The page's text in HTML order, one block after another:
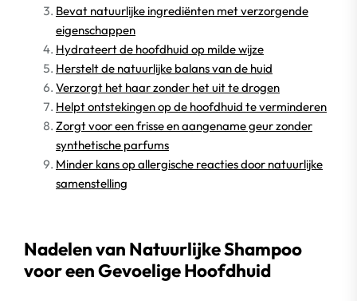
Bevat natuurlijke ingrediënten met verzorgende
eigenschappen
Hydrateert de hoofdhuid op milde wijze
Herstelt de natuurlijke balans van de huid
Verzorgt het haar zonder het uit te drogen
Helpt ontstekingen op de hoofdhuid te verminderen
Zorgt voor een frisse en aangename geur zonder
synthetische parfums
Minder kans op allergische reacties door natuurlijke
samenstelling
Nadelen van Natuurlijke Shampoo
voor een Gevoelige Hoofdhuid